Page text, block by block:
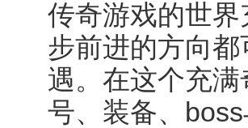
传奇游戏的世
步前进的方向
遇。在这个充
号、装备、